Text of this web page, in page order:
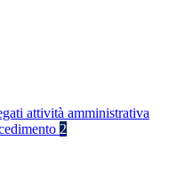
attività amministrativa
2